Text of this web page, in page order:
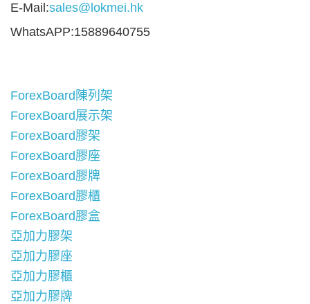
E-Mail:sales@lokmei.hk
WhatsAPP:15889640755
ForexBoard陳列架
ForexBoard展示架
ForexBoard膠架
ForexBoard膠座
ForexBoard膠牌
ForexBoard膠櫃
ForexBoard膠盒
亞加力膠架
亞加力膠座
亞加力膠櫃
亞加力膠牌